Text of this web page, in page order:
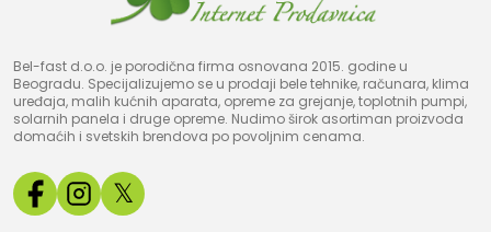
Bel-fast d.o.o. je porodična firma osnovana 2015. godine u
Beogradu. Specijalizujemo se u prodaji bele tehnike, računara, klima
uređaja, malih kućnih aparata, opreme za grejanje, toplotnih pumpi,
solarnih panela i druge opreme. Nudimo širok asortiman proizvoda
domaćih i svetskih brendova po povoljnim cenama.
𝕏